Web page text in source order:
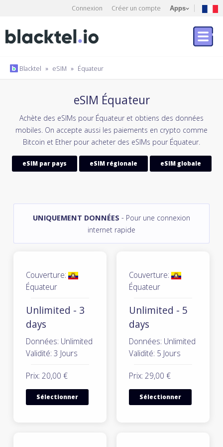
Connexion Créer un compte Apps
Blacktel » eSIM » Équateur
eSIM Équateur
Achète des eSIMs pour Équateur et obtiens des données
mobiles. On accepte aussi les paiements en crypto comme
Bitcoin et Ether pour acheter des eSIMs pour Équateur.
eSIM par pays eSIM régionale eSIM globale
UNIQUEMENT DONNÉES - Pour une connexion
internet rapide
Couverture:
Équateur
Unlimited - 3
days
Données: Unlimited
Validité: 3 Jours
Prix: 20,00 €
Sélectionner
Couverture:
Équateur
Unlimited - 5
days
Données: Unlimited
Validité: 5 Jours
Prix: 29,00 €
Sélectionner